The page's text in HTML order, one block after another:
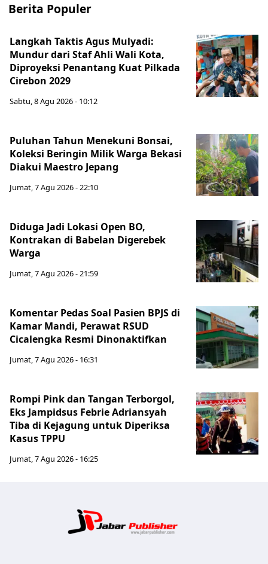
Berita Populer
Langkah Taktis Agus Mulyadi:
Mundur dari Staf Ahli Wali Kota,
Diproyeksi Penantang Kuat Pilkada
Cirebon 2029
Sabtu, 8 Agu 2026 - 10:12
Puluhan Tahun Menekuni Bonsai,
Koleksi Beringin Milik Warga Bekasi
Diakui Maestro Jepang
Jumat, 7 Agu 2026 - 22:10
Diduga Jadi Lokasi Open BO,
Kontrakan di Babelan Digerebek
Warga
Jumat, 7 Agu 2026 - 21:59
Komentar Pedas Soal Pasien BPJS di
Kamar Mandi, Perawat RSUD
Cicalengka Resmi Dinonaktifkan
Jumat, 7 Agu 2026 - 16:31
Rompi Pink dan Tangan Terborgol,
Eks Jampidsus Febrie Adriansyah
Tiba di Kejagung untuk Diperiksa
Kasus TPPU
Jumat, 7 Agu 2026 - 16:25